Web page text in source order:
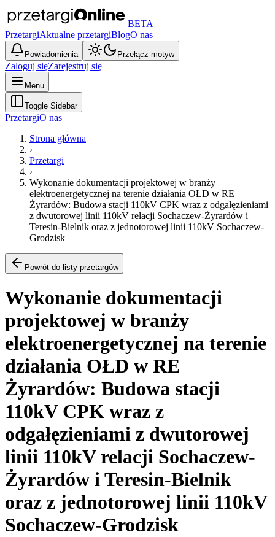
BETA
PrzetargiAktualne przetargiBlogO nas
Powiadomienia Przełącz motyw
Zaloguj sięZarejestruj się
Menu
Toggle Sidebar
PrzetargiO nas
Strona główna
›
Przetargi
›
Wykonanie dokumentacji projektowej w branży
elektroenergetycznej na terenie działania OŁD w RE
Żyrardów: Budowa stacji 110kV CPK wraz z odgałęzieniami
z dwutorowej linii 110kV relacji Sochaczew-Żyrardów i
Teresin-Bielnik oraz z jednotorowej linii 110kV Sochaczew-
Grodzisk
Powrót do listy przetargów
Wykonanie dokumentacji
projektowej w branży
elektroenergetycznej na terenie
działania OŁD w RE
Żyrardów: Budowa stacji
110kV CPK wraz z
odgałęzieniami z dwutorowej
linii 110kV relacji Sochaczew-
Żyrardów i Teresin-Bielnik
oraz z jednotorowej linii 110kV
Sochaczew-Grodzisk